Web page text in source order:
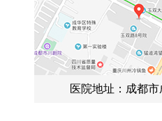
医院地址：成都